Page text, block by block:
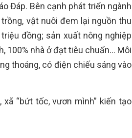
Đáp. Bên cạnh phát triển ngành
vật nuôi đem lại nguồn thu
đồng; sản xuất nông nghiệp
100% nhà ở đạt tiêu chuẩn… Môi
thoáng, có điện chiếu sáng vào
“bứt tốc, vươn mình” kiến tạo